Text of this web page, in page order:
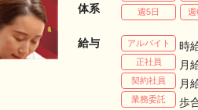
体系
週5日
週
給与 アルバイト 時
正社員 月
契約社員 月
業務委託 歩